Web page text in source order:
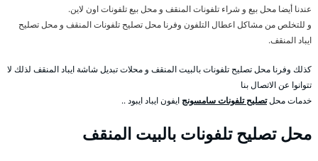
عندنا أيضا محل بيع و شراء تلفونات المنقف و محل بيع تلفونات اون لاين.
و للتخلص من مشاكل اعطال التلفون وفرنا محل تصليح تلفونات المنقف و محل تصليح
ايباد المنقف.
كذلك وفرنا محل تصليح تلفونات بالبيت المنقف و محلات تبديل شاشة ايباد المنقف لذلك لا
تتوانوا عن الاتصال بنا
خدمات محلتصليح تلفونات سامسونج ايفون ايباد ايبود ..
محل تصليح تلفونات بالبيت المنقف